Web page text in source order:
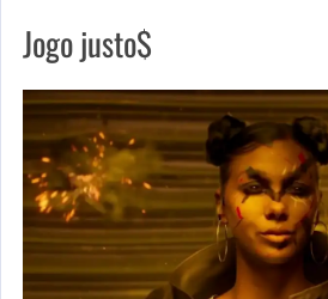
Jogo justo$